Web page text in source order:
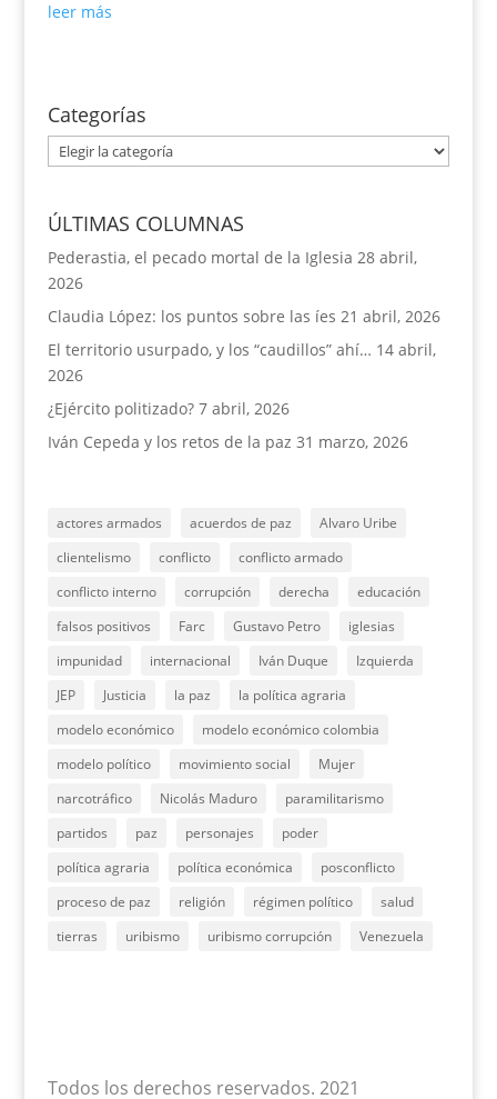
leer más
Categorías
Categorías
ÚLTIMAS COLUMNAS
Pederastia, el pecado mortal de la Iglesia 28 abril,
2026
Claudia López: los puntos sobre las íes 21 abril, 2026
El territorio usurpado, y los “caudillos” ahí… 14 abril,
2026
¿Ejército politizado? 7 abril, 2026
Iván Cepeda y los retos de la paz 31 marzo, 2026
actores armados acuerdos de paz
Alvaro Uribe
clientelismo
conflicto
conflicto armado
conflicto interno
corrupción derecha
educación
falsos positivos
Farc Gustavo Petro
iglesias
impunidad
internacional Iván Duque
Izquierda
JEP
Justicia la paz
la política agraria
modelo económico
modelo económico colombia
modelo político
movimiento social
Mujer
narcotráfico
Nicolás Maduro
paramilitarismo
partidos
paz personajes
poder
política agraria
política económica
posconflicto
proceso de paz
religión régimen político
salud
tierras
uribismo uribismo corrupción Venezuela
Todos los derechos reservados. 2021